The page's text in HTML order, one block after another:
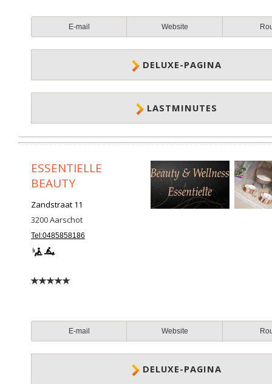
E-mail Website
DELUXE-PAGINA
LASTMINUTES
ESSENTIELLE
BEAUTY
Zandstraat 11
3200Aarschot
Tel:0485858186
E-mail Website
DELUXE-PAGINA